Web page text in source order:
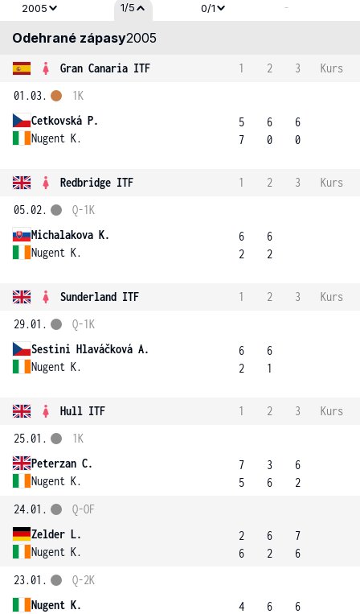
2005 1/5 0/1 -
Odehrané zápasy2005
Gran Canaria ITF 1 2 3
Kurs
01.03.
Cetkovská P.
Nugent K.
1K
5
7
6
0
6
0
Redbridge ITF 1 2 3
Kurs
05.02.
Michalakova K.
Nugent K.
Q-1K
6
2
6
2
Sunderland ITF 1 2 3
Kurs
29.01.
Sestini Hlaváčková A.
Nugent K.
Q-1K
6
2
6
1
Hull ITF 1 2 3
Kurs
25.01.
Peterzan C.
Nugent K.
1K
7
5
3
6
6
2
24.01.
Zelder L.
Nugent K.
Q-OF
2
6
6
2
7
6
23.01.
Nugent K.
Q-2K
4
6
6